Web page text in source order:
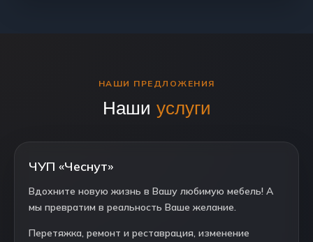
НАШИ ПРЕДЛОЖЕНИЯ
Наши услуги
ЧУП «Чеснут»
Вдохните новую жизнь в Вашу любимую мебель! А
мы превратим в реальность Ваше желание.
Перетяжка, ремонт и реставрация, изменение